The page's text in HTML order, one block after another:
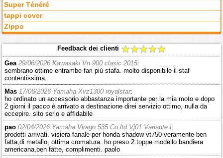
Super Ténéré
tappi cover
Zippo
Feedback dei clienti
Gea 29/06/2026 Kawasaki Vn 900 clasic 2015:
sembrano ottime entrambe fari più stafa. molto disponibile il staf
contentissima.
Mas 17/06/2026 Yamaha Xvz1300 royalstar:
ho ordinato un accessorio abbastanza importante per la mia moto e dopo
2 giorni il pacco è arrivato a destinazione direi servizio ottimo, nulla da
eccepire. sito serio e affidabile
pao 02/04/2026 Yamaha Virago 535 Co.ltd Vj01 Variante I:
prodotti arrivati. visiera fanale per honda shadow vt750 veramente ben
fatta,di metallo, ottima cromatura. ho preso 2 toppe modello bandiera
americana,ben fatte, complimenti. paolo